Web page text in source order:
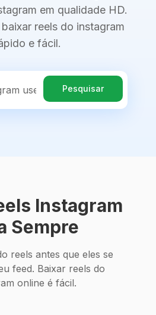
em qualidade HD.
reels do instagram
e fácil.
Pesquisar
Instagram
Sempre
reels antes que eles se
feed. Baixar reels do
online é fácil.